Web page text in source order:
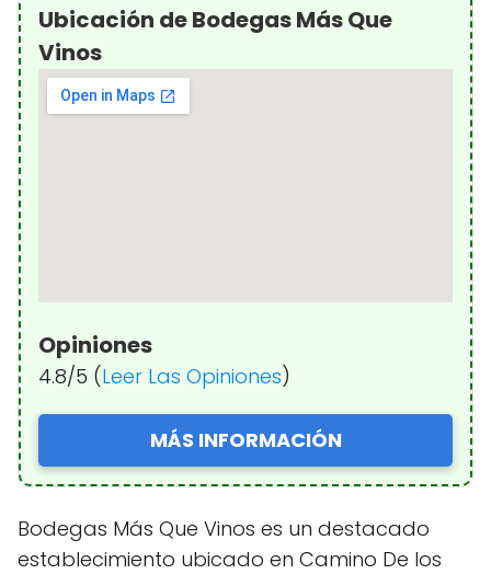
Ubicación de Bodegas Más Que
Vinos
Opiniones
4.8/5 (Leer Las Opiniones)
MÁS INFORMACIÓN
Bodegas Más Que Vinos es un destacado
establecimiento ubicado en Camino De los